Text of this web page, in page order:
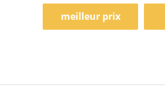
meilleur prix